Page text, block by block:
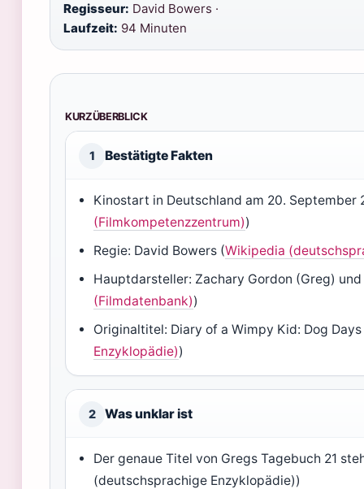
Regisseur: David Bowers ·
Laufzeit: 94 Minuten
KURZÜBERBLICK
1 Bestätigte Fakten
Kinostart in Deutschland am 20. September
(Filmkompetenzzentrum))
Regie: David Bowers (Wikipedia
Hauptdarsteller: Zachary Gordon (Greg)
(Filmdatenbank))
Originaltitel: Diary of a Wimpy Kid: Dog
Enzyklopädie))
2 Was unklar ist
Der genaue Titel von Gregs Tagebuch 21
(deutschsprachige Enzyklopädie))